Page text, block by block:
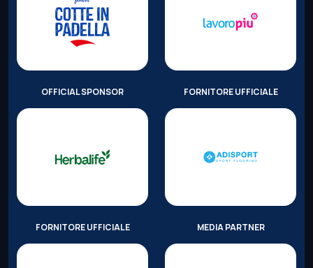
OFFICIAL SPONSOR FORNITORE UFFICIALE
FORNITORE UFFICIALE MEDIA PARTNER